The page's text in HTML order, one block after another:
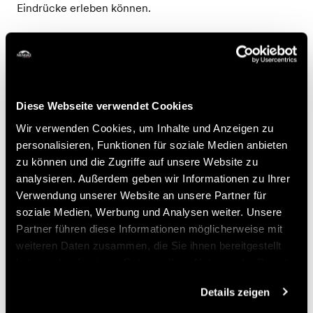
Diese Webseite verwendet Cookies
Wir verwenden Cookies, um Inhalte und Anzeigen zu
personalisieren, Funktionen für soziale Medien anbieten
zu können und die Zugriffe auf unsere Website zu
analysieren. Außerdem geben wir Informationen zu Ihrer
Verwendung unserer Website an unsere Partner für
soziale Medien, Werbung und Analysen weiter. Unsere
Partner führen diese Informationen möglicherweise mit
weiteren Daten zusammen, die Sie ihnen bereitgestellt
Details zeigen
Eindrücke erleben können.
gemütlicher Atmosphäre ein kleiner Imbiss offeriert. Ein
ihren respektvollen Umgang mit der Tierwelt zu
fördern.
Preise
Preis
Kind 33.-CHF